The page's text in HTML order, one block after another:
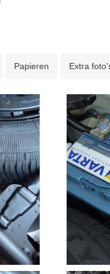
Papieren Extra